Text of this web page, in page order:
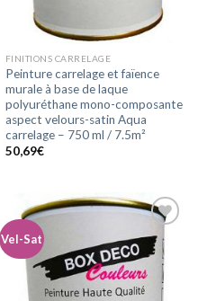
FINITIONS CARRELAGE
Peinture carrelage et faïence
murale à base de laque
polyuréthane mono-composante
aspect velours-satin Aqua
carrelage – 750 ml / 7.5m²
50,69€
Vel-Sat
Ajouter
à la
wishlist